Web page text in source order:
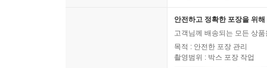
안전하고 정확한 포장을 위
고객님께 배송되는 모든 상
목적 : 안전한 포장 관리
촬영범위 : 박스 포장 작업